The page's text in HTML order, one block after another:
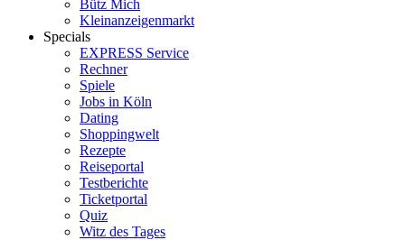
Bütz Mich
Kleinanzeigenmarkt
Specials
EXPRESS Service
Rechner
Spiele
Jobs in Köln
Dating
Shoppingwelt
Rezepte
Reiseportal
Testberichte
Ticketportal
Quiz
Witz des Tages